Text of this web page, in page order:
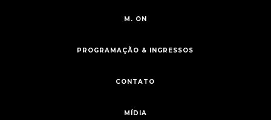
M. ON
PROGRAMAÇÃO & INGRESSOS
CONTATO
MÍDIA